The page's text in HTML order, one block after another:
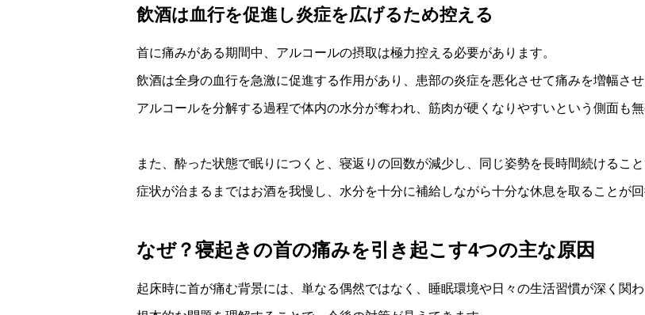
飲酒は血行を促進し炎症を広げるため控える
首に痛みがある期間中、アルコールの摂取は極力控える必要があります。
飲酒は全身の血行を急激に促進する作用があり、患部の炎症を悪化させて痛みを増幅させ
アルコールを分解する過程で体内の水分が奪われ、筋肉が硬くなりやすいという側面も無
また、酔った状態で眠りにつくと、寝返りの回数が減少し、同じ姿勢を長時間続けるこ
症状が治まるまではお酒を我慢し、水分を十分に補給しながら十分な休息を取ることが回
なぜ？寝起きの首の痛みを引き起こす4つの主な原因
起床時に首が痛む背景には、単なる偶然ではなく、睡眠環境や日々の生活習慣が深く関わ